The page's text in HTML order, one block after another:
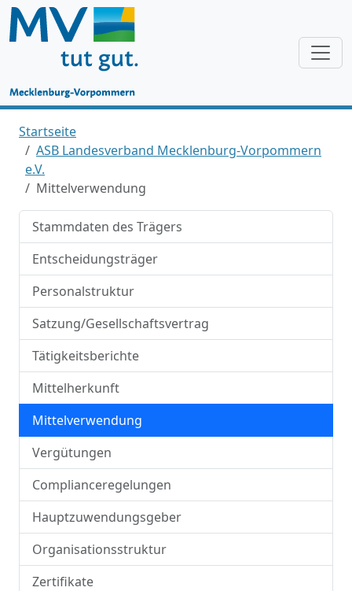
Startseite
ASB Landesverband Mecklenburg-Vorpommern
e.V.
Mittelverwendung
Stammdaten des Trägers
Entscheidungsträger
Personalstruktur
Satzung/Gesellschaftsvertrag
Tätigkeitsberichte
Mittelherkunft
Mittelverwendung
Vergütungen
Complianceregelungen
Hauptzuwendungsgeber
Organisationsstruktur
Zertifikate